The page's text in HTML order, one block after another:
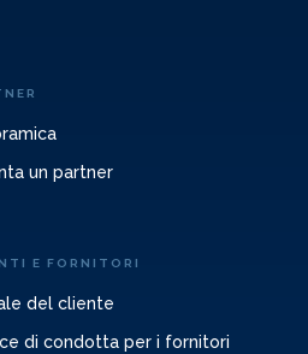
un partner
E FORNITORI
del cliente
di condotta per i fornitori